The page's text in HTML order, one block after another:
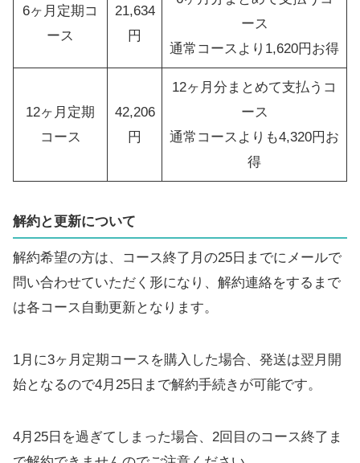
6ヶ月定期コ
ース
21,634
円
ース
通常コースより1,620円お得
12ヶ月定期
コース
42,206
円
12ヶ月分まとめて支払うコ
ース
通常コースよりも4,320円お
得
解約と更新について
解約希望の方は、コース終了月の25日までにメールで
問い合わせていただく形になり、解約連絡をするまで
は各コース自動更新となります。
1月に3ヶ月定期コースを購入した場合、発送は翌月開
始となるので4月25日まで解約手続きが可能です。
4月25日を過ぎてしまった場合、2回目のコース終了ま